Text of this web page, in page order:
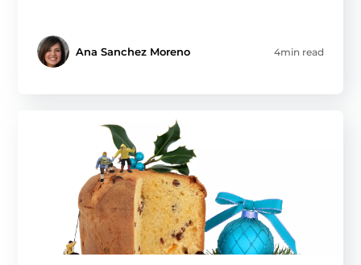
Ana Sanchez Moreno 4min read